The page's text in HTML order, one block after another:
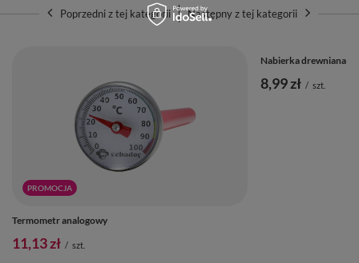
Poprzedni z tej kategorii Następny z tej kategorii
PROMOCJA
Termometr analogowy
11,13 zł / szt.
Nabierka drewniana
8,99 zł / szt.